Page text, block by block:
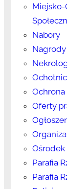
Nabory
Oferty
Ośrodek
Parafia
Parafia